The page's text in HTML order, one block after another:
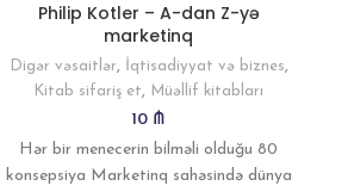
Philip Kotler – A-dan Z-yə
marketinq
Digər vəsaitlər, İqtisadiyyat və biznes,
Kitab sifariş et, Müəllif kitabları
10 ₼
Hər bir menecerin bilməli olduğu 80
konsepsiya Marketinq sahəsində dünya